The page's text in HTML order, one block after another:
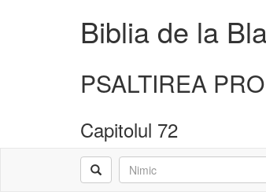
Biblia de la
PSALTIREA
Capitolul 72
Nimic